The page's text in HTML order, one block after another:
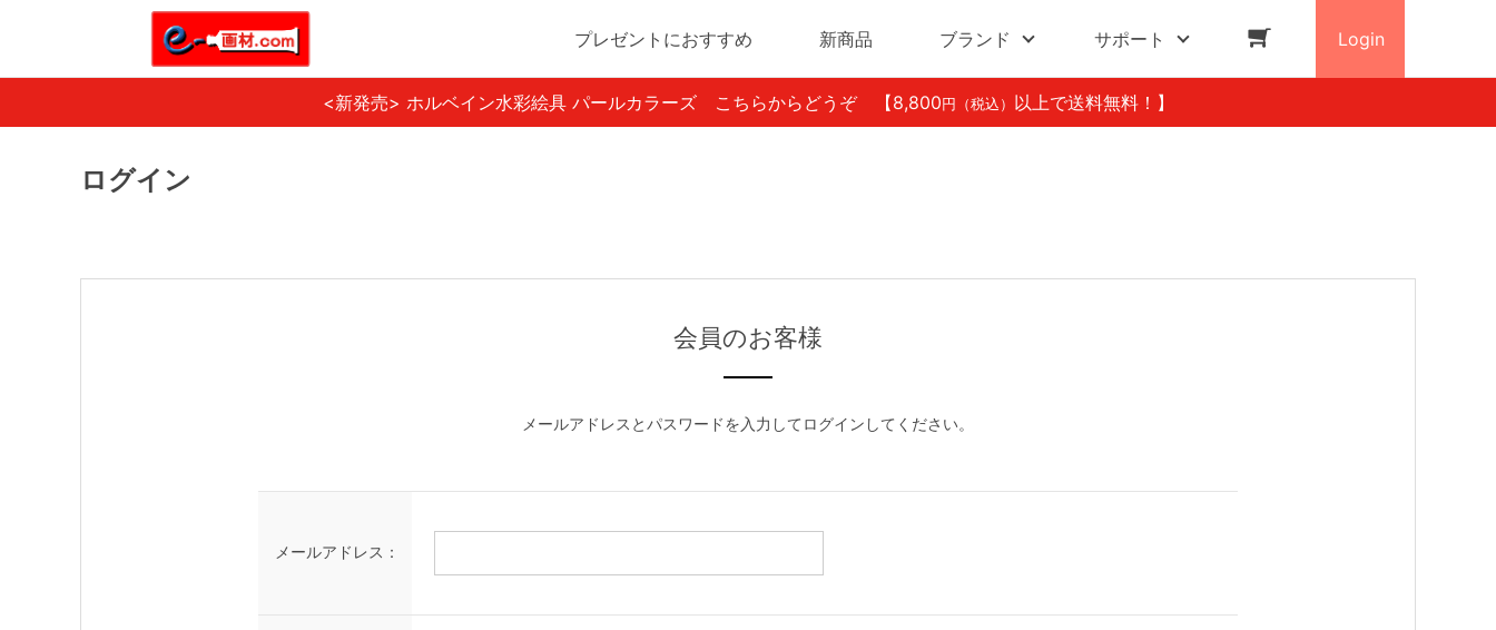
プレゼントにおすすめ 新商品 ブランド サポート Login
<新発売> ホルベイン水彩絵具 パールカラーズ こちらからどうぞ 【8,800 円（税込） 以上で送料無料！】
ログイン
会員のお客様
メールアドレスとパスワードを入力してログインしてください。
メールアドレス：